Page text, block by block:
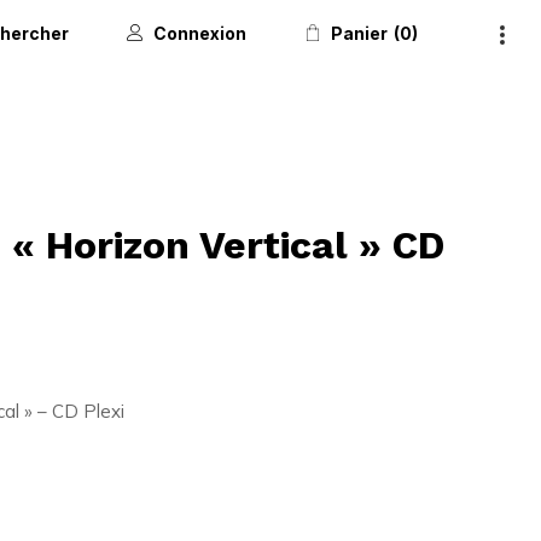
Connexion Panier 0
« Horizon Vertical » CD
» – CD Plexi